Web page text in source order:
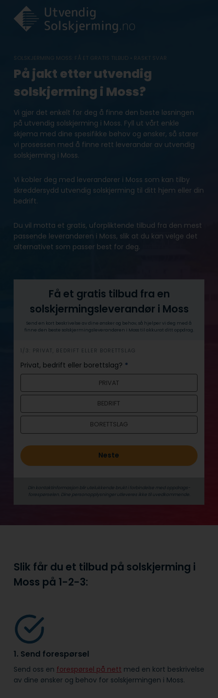
content
SOLSKJERMING MOSS: FÅ ET GRATIS TILBUD • RASKT SVAR
På jakt etter utvendig
solskjerming i Moss?
Vi gjør det enkelt for deg å finne den beste løsningen
på utvendig solskjerming i Moss. Fyll ut vårt enkle
skjema med dine spesifikke behov og ønsker, så starer
vi prosessen med å finne rett leverandør av utvendig
solskjerming i Moss.
Vi kobler deg med leverandører i Moss som kan tilby
skreddersydd utvendig solskjerming til ditt hjem eller din
bedrift.
Du vil motta et gratis, uforpliktende tilbud fra den mest
passende leverandøren i Moss, slik at du kan velge det
alternativet som passer best for deg.
Få et gratis tilbud fra en
solskjermingsleverandør i Moss
Send en kort beskrivelse av dine ønsker og behov, så hjelper vi deg med å
finne den beste solskjermingsleverandøren i Moss til akkurat ditt oppdrag.
h
e
r
1/3: PRIVAT, BEDRIFT ELLER BORETTSLAG
Privat, bedrift eller borettslag? *
PRIVAT
BEDRIFT
BORETTSLAG
Neste
Din kontaktinformasjon blir utelukkende brukt i forbindelse med oppdrags­
forespørselen. Dine person­­opplysninger utleveres ikke til uvedkommende.
Slik får du et tilbud på solskjerming i
Moss på 1-2-3:
1. Send forespørsel
Send oss en forespørsel på nett med en kort beskrivelse
av dine ønsker og behov for solskjermingen i Moss.